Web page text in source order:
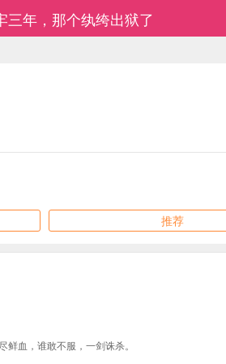
三年，那个纨绔出狱了
推荐
血，谁敢不服，一剑诛杀。